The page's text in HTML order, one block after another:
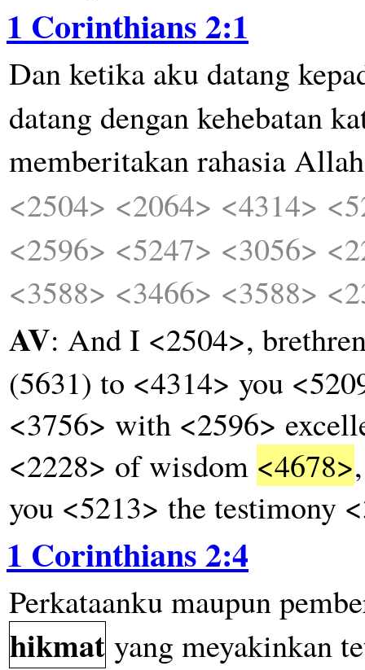
1 Corinthians 2:1
Danketika aku datang
datang dengankehebatan
memberitakanrahasiaAllah
<2504> <2064> <4314>
<2596> <5247> <3056>
<3588> <3466> <3588>
AV: And I <2504>,
(5631) to <4314> you
<3756> with <2596>
<2228> of wisdom <4678>
you <5213> the testimony
1 Corinthians 2:4
Perkataankumaupun
hikmat yang meyakinkan